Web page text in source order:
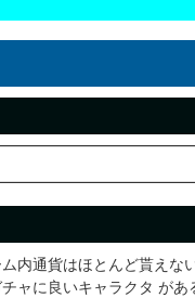
内通貨はほとんど貰えな
ャに良いキャラクタ があ